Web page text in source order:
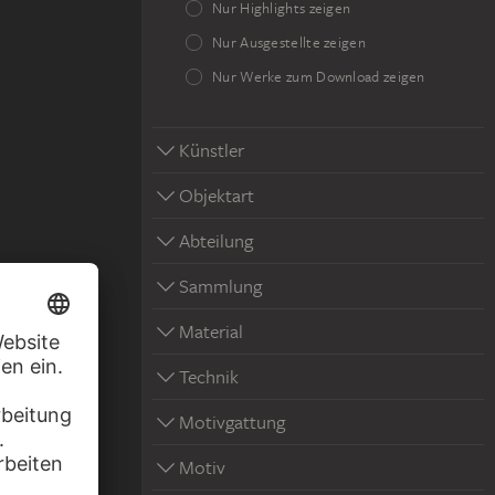
Nur Highlights zeigen
Nur Ausgestellte zeigen
Nur Werke zum Download zeigen
Künstler
Objektart
Abteilung
Sammlung
Material
Technik
Motivgattung
Motiv